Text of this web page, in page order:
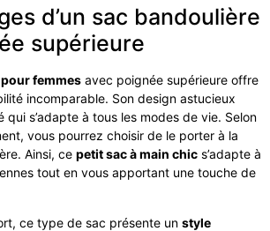
d’un sac bandoulière
supérieure
femmes avec poignée supérieure offre
incomparable. Son design astucieux
qui s’adapte à tous les modes de vie. Selon
vous pourrez choisir de le porter à la
Ainsi, ce petit sac à main chic s’adapte à
tout en vous apportant une touche de
ce type de sac présente un style